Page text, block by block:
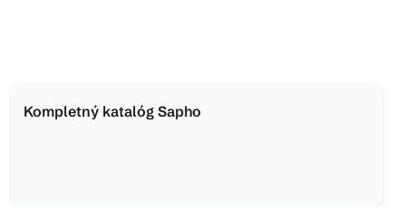
Kompletný katalóg Sapho